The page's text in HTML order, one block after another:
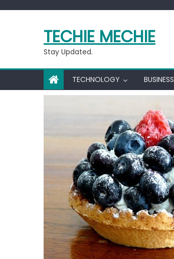
TECHIE MECHIE
Stay Updated.
TECHNOLOGY BUSINESS